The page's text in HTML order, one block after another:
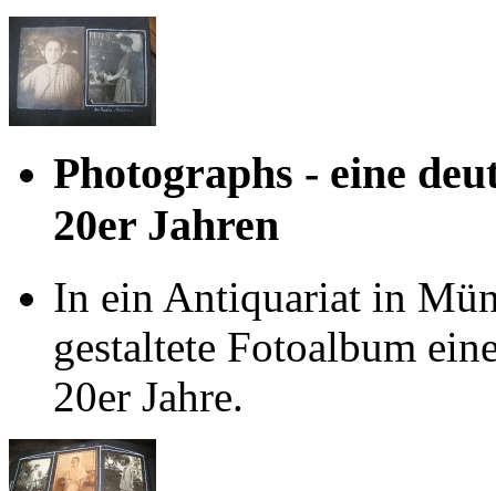
Photographs - eine
20er Jahren
In ein Antiquariat in
gestaltete Fotoalbum
20er Jahre.